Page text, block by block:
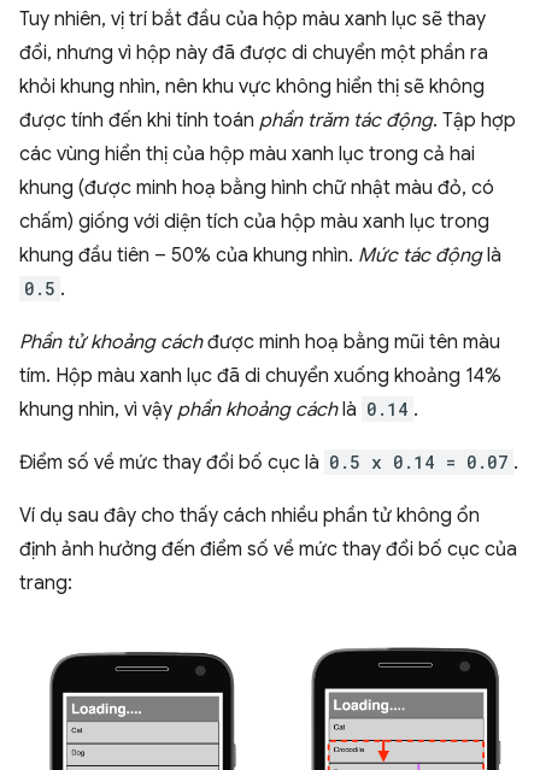
Tuy nhiên, vị trí bắt đầu của hộp màu xanh lục sẽ thay
đổi, nhưng vì hộp này đã được di chuyển một phần ra
khỏi khung nhìn, nên khu vực không hiển thị sẽ không
được tính đến khi tính toán phần trăm tác động. Tập hợp
các vùng hiển thị của hộp màu xanh lục trong cả hai
khung (được minh hoạ bằng hình chữ nhật màu đỏ, có
chấm) giống với diện tích của hộp màu xanh lục trong
khung đầu tiên – 50% của khung nhìn. Mức tác độnglà
0.5 .
Phần tử khoảng cáchđược minh hoạ bằng mũi tên màu
tím. Hộp màu xanh lục đã di chuyển xuống khoảng 14%
khung nhìn, vì vậy phần khoảng cáchlà 0.14 .
Điểm số về mức thay đổi bố cục là 0.5 x 0.14 = 0.07 .
Ví dụ sau đây cho thấy cách nhiều phần tử không ổn
định ảnh hưởng đến điểm số về mức thay đổi bố cục của
trang: